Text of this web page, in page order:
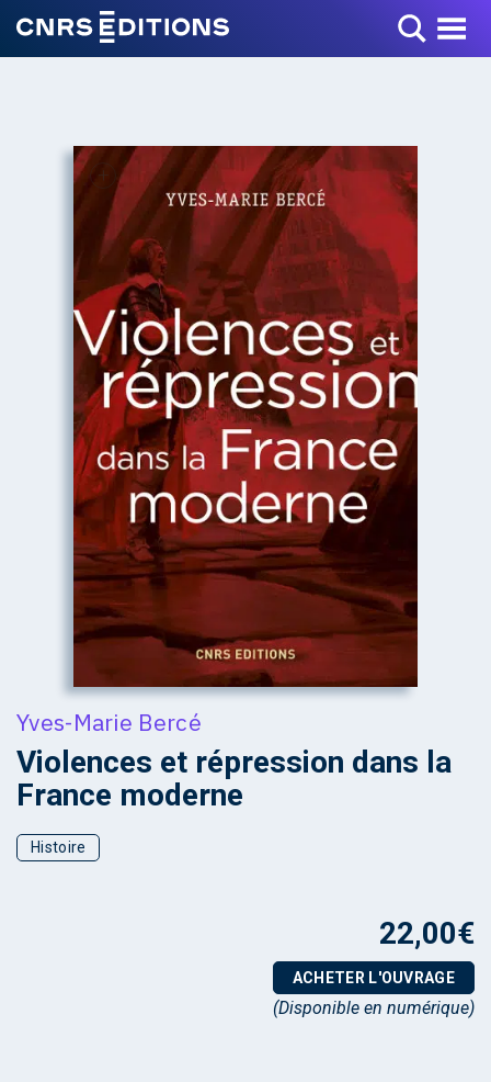
Toggle Menu
+
Yves-Marie Bercé
Violences et répression dans la
France moderne
Histoire
22,00€
ACHETER L'OUVRAGE
(Disponible en numérique)